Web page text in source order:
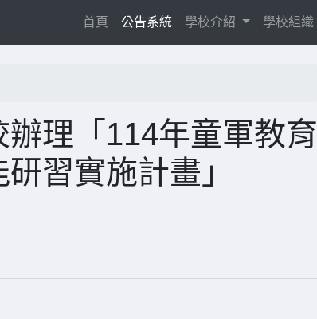
首頁 (current)
公告系統 學校介紹 學校組織
理「114年童軍教育
習實施計畫」